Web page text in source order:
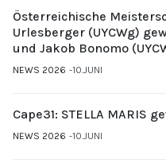
Österreichische
Urlesberger (UYCWg)
und Jakob Bonomo
Gubi (UYCMo)
NEWS 2026 10.JUNI
Cape31: STELLA MARIS
NEWS 2026 10.JUNI